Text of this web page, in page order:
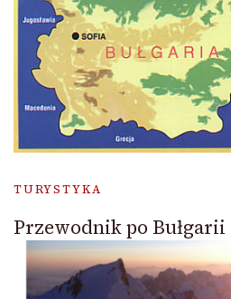
TURYSTYKA
Przewodnik po Bułgarii